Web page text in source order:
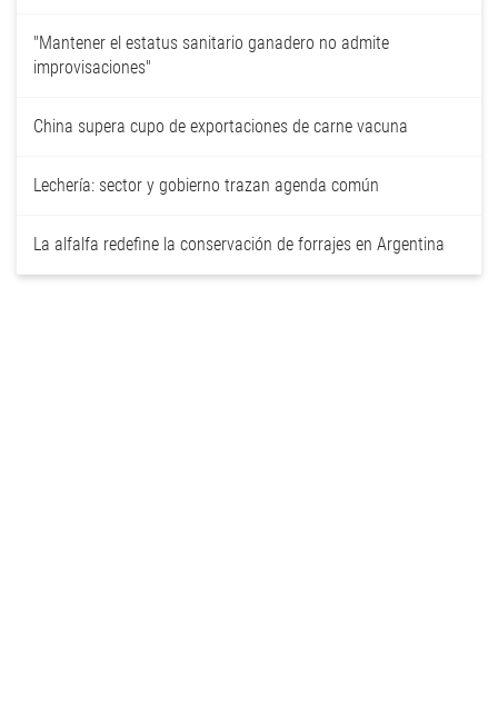
"Mantener el estatus sanitario ganadero no admite
improvisaciones"
China supera cupo de exportaciones de carne vacuna
Lechería: sector y gobierno trazan agenda común
La alfalfa redefine la conservación de forrajes en Argentina